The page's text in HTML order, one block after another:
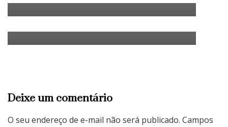
receitas natalinas com essa
especiária
Deixe um comentário
O seu endereço de e-mail não será publicado. Campos